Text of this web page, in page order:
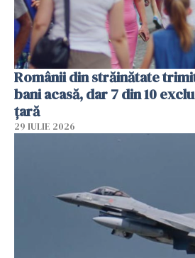
Românii din străinătate
bani acasă, dar 7 din 10
țară
29 IULIE 2026